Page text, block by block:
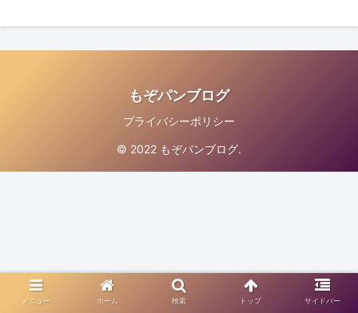
もぞパンブログ
プライバシーポリシー
© 2022 もぞパンブログ.
メニュー ホーム 検索 トップ サイドバー